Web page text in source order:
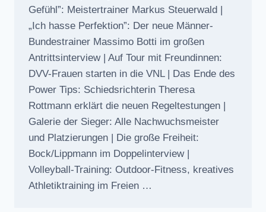
Gefühl”: Meistertrainer Markus Steuerwald |
„Ich hasse Perfektion”: Der neue Männer-
Bundestrainer Massimo Botti im großen
Antrittsinterview | Auf Tour mit Freundinnen:
DVV-Frauen starten in die VNL | Das Ende des
Power Tips: Schiedsrichterin Theresa
Rottmann erklärt die neuen Regeltestungen |
Galerie der Sieger: Alle Nachwuchsmeister
und Platzierungen | Die große Freiheit:
Bock/Lippmann im Doppelinterview |
Volleyball-Training: Outdoor-Fitness, kreatives
Athletiktraining im Freien …